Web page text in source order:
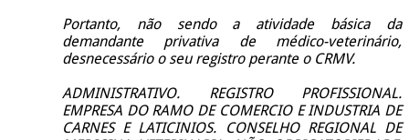
Portanto, não sendo a atividade básica da
demandante privativa de médico-veterinário,
desnecessário o seu registro perante o CRMV.
ADMINISTRATIVO. REGISTRO PROFISSIONAL.
EMPRESA DO RAMO DE COMERCIO E INDUSTRIA DE
CARNES E LATICINIOS. CONSELHO REGIONAL DE